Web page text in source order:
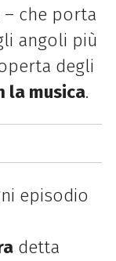
– che porta
angoli più
degli
la musica.
episodio
detta